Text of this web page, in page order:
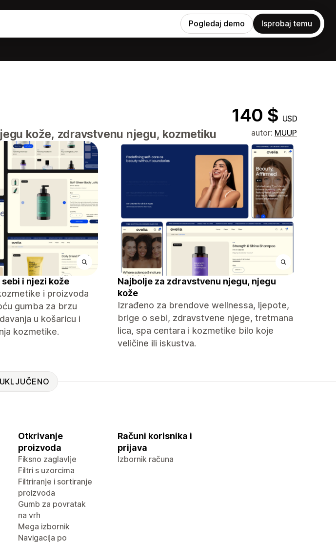
Pogledaj demo Isprobaj temu
140 $ USD
kože, zdravstvenu njegu, kozmetiku autor: MUUP
i njezi kože
i proizvoda
gumba za brzu
u košaricu i
kozmetike.
Najbolje za zdravstvenu njegu, njegu
kože
Izrađeno za brendove wellnessa, ljepote,
brige o sebi, zdravstvene njege, tretmana
lica, spa centara i kozmetike bilo koje
veličine ili iskustva.
Otkrivanje
proizvoda
Fiksno zaglavlje
Filtri s uzorcima
Filtriranje i sortiranje
proizvoda
Gumb za povratak
na vrh
Mega izbornik
Navigacija po
Računi korisnika i
prijava
Izbornik računa